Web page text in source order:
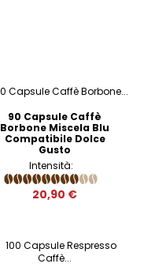
90 Capsule Caffè
Borbone Miscela Blu
Compatibile Dolce
Gusto
Intensità:
20,90 €